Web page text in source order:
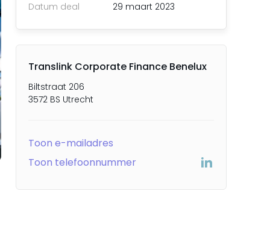
Datum deal 29 maart 2023
Translink Corporate Finance Benelux
Biltstraat 206
3572 BS Utrecht
Toon e-mailadres
Toon telefoonnummer